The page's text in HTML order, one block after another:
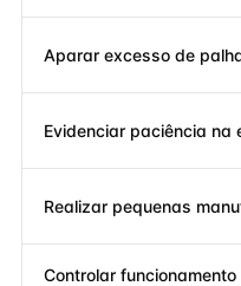
Aparar excesso de
Evidenciar paciência na
Realizar pequenas
Controlar